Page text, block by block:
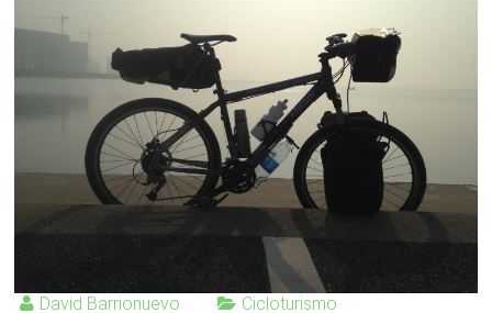
David Barrionuevo Cicloturismo